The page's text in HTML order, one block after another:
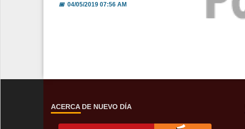
📅04/05/2019 07:56 AM
ACERCA DE NUEVO DÍA